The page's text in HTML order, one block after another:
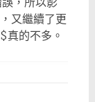
又繼續了更
真的不多。